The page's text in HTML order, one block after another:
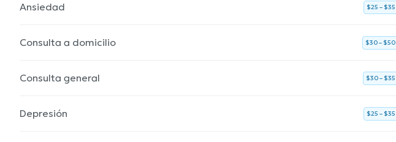
Ansiedad $25 – $35
Consulta a domicilio $30 – $50
Consulta general $30 – $35
Depresión $25 – $35